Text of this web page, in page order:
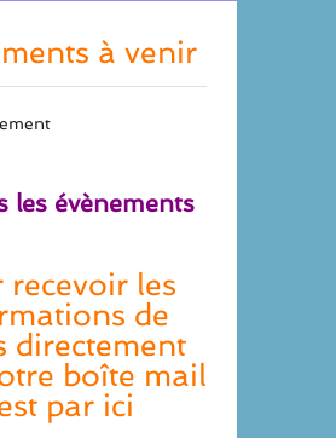
à venir
les évènements
recevoir les
de
directement
boîte mail
par ici